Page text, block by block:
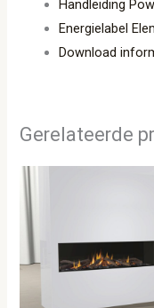
Handleiding
Energielabel
Download
Gerelateerde